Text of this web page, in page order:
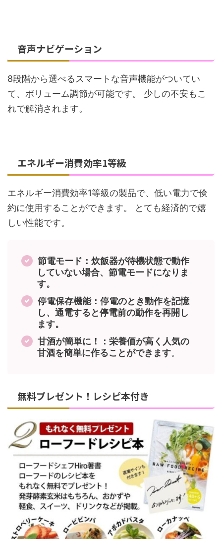
音声ナビゲーション
8段階から選べるスマートな音声機能がついてい
て、ボリューム調節が可能です。 少しの不安もこ
れで解消されます。
エネルギー消費効率1等級
エネルギー消費効率1等級の製品で、低い電力で倹
約に使用することができます。 とても経済的で嬉
しい性能です。
節電モード：炊飯器が待機状態で動作
していない場合、節電モードになりま
す。
停電保存機能：停電のとき動作を記憶
し、通電すると停電前の動作を再開し
ます。
甘酒が簡単に！：栄養価が高く人気の
甘酒を簡単に作ることができます。
無料プレゼント！レシピ本付き